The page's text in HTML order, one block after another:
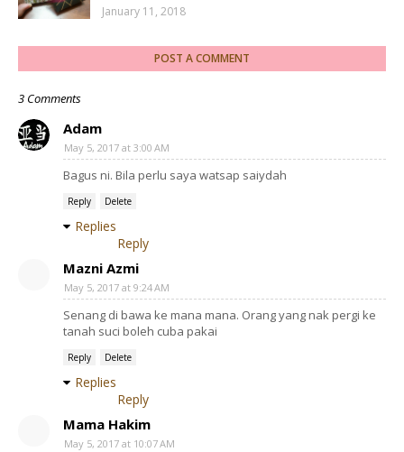
January 11, 2018
POST A COMMENT
3 Comments
Adam
May 5, 2017 at 3:00 AM
Bagus ni. Bila perlu saya watsap saiydah
Reply Delete
Replies
Reply
Mazni Azmi
May 5, 2017 at 9:24 AM
Senang di bawa ke mana mana. Orang yang nak pergi ke
tanah suci boleh cuba pakai
Reply Delete
Replies
Reply
Mama Hakim
May 5, 2017 at 10:07 AM